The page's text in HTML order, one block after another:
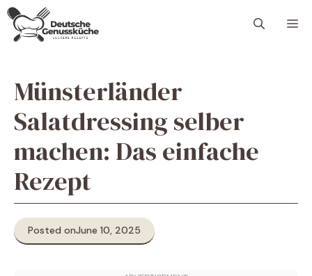
Skip
content
Münsterländer
Salatdressing selber
machen: Das einfache
Rezept
Posted onJune 10, 2025